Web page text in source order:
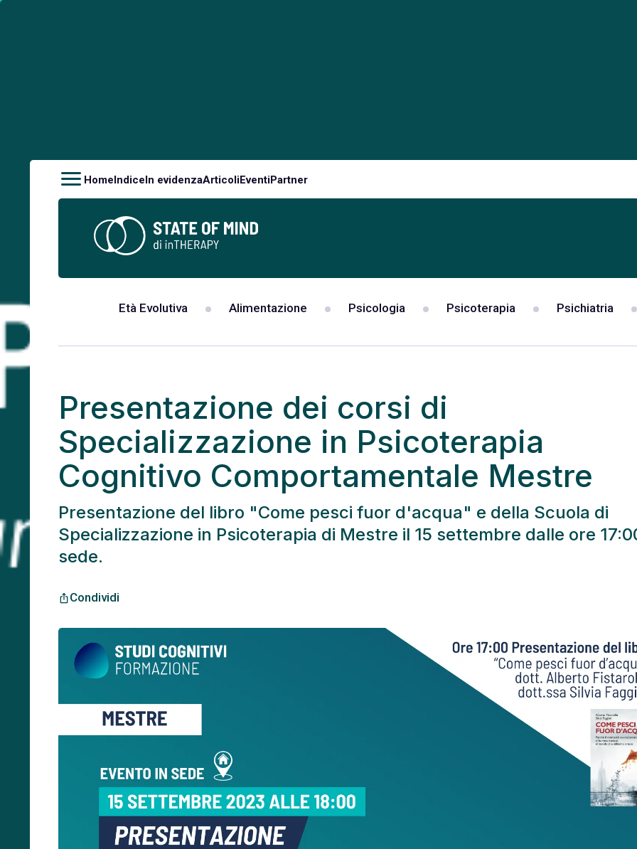
HomeIndiceIn evidenzaArticoliEventiPartner
Età Evolutiva Alimentazione Psicologia Psicoterapia Psichiatria
Presentazione dei corsi di
Specializzazione in Psicoterapia
Cognitivo Comportamentale Mestre
Presentazione del libro "Come pesci fuor d'acqua" e della Scuola di
Specializzazione in Psicoterapia di Mestre il 15 settembre dalle ore
sede.
ios_shareCondividi